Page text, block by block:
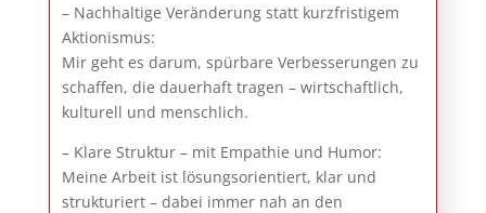
– Nachhaltige Veränderung statt kurzfristigem
Aktionismus:
Mir geht es darum, spürbare Verbesserungen zu
schaffen, die dauerhaft tragen – wirtschaftlich,
kulturell und menschlich.
– Klare Struktur – mit Empathie und Humor:
Meine Arbeit ist lösungsorientiert, klar und
strukturiert – dabei immer nah an den